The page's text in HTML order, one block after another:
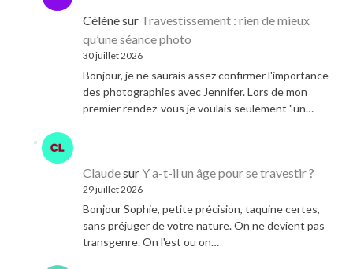
Célènesur Travestissement : rien de mieux
qu’une séance photo
30 juillet 2026
Bonjour, je ne saurais assez confirmer l'importance
des photographies avec Jennifer. Lors de mon
premier rendez-vous je voulais seulement "un…
ClaudesurY a-t-il un âge pour se travestir ?
29 juillet 2026
Bonjour Sophie, petite précision, taquine certes,
sans préjuger de votre nature. On ne devient pas
transgenre. On l'est ou on…